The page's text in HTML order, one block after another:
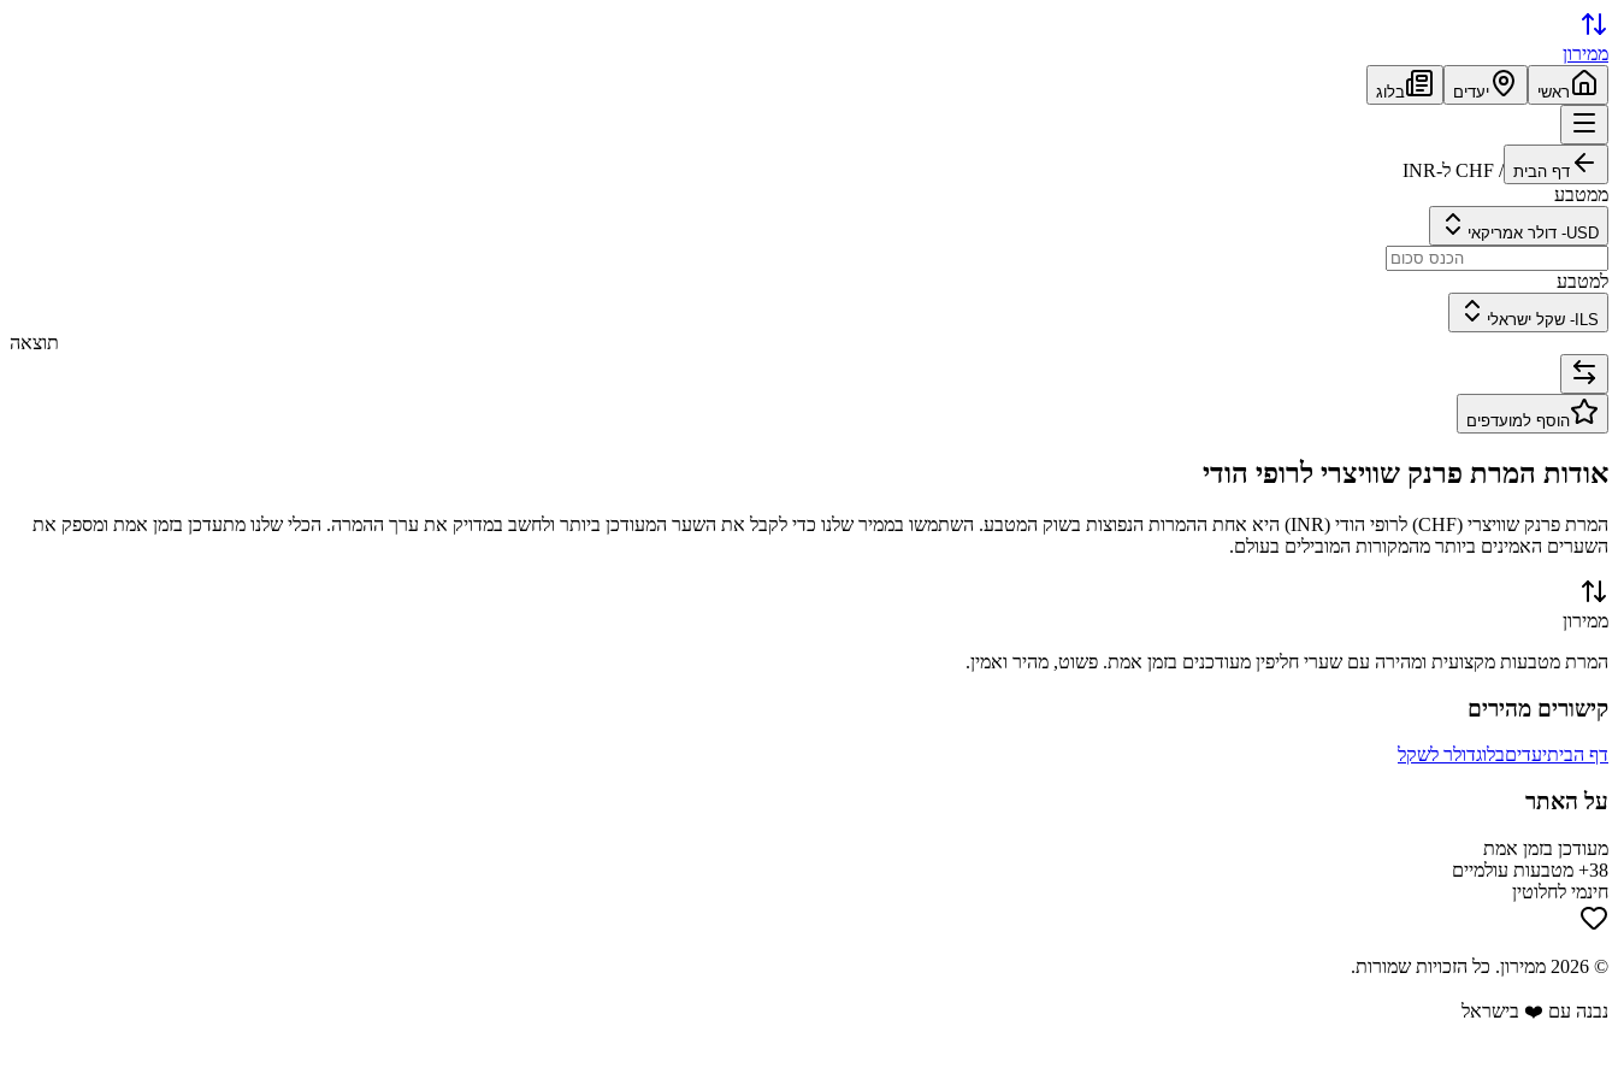
ממירון
ראשי יעדים בלוג
דף הבית /
CHF ל-INR
ממטבע
USD
- דולר אמריקאי
למטבע
ILS
- שקל ישראלי
תוצאה
הוסף למועדפים
אודות המרת פרנק שוויצרי לרופי הודי
המרת פרנק שוויצרי (
CHF) לרופי הודי (
INR) היא אחת ההמרות הנפוצות בשוק המטבע. השתמשו בממיר שלנו כדי לקבל את השער המעודכן ביותר ולחשב במדויק את ערך ההמרה. הכלי שלנו מתעדכן בזמן אמת ומספק את
השערים האמינים ביותר מהמקורות המובילים בעולם.
ממירון
המרת מטבעות מקצועית ומהירה עם שערי חליפין מעודכנים בזמן אמת. פשוט, מהיר ואמין.
קישורים מהירים
דף הביתיעדיםבלוגדולר לשקל
על האתר
מעודכן בזמן אמת
38+ מטבעות עולמיים
חינמי לחלוטין
©
2026 ממירון. כל הזכויות שמורות.
נבנה עם ❤️ בישראל